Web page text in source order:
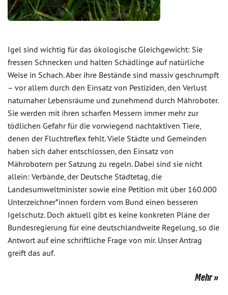
Igel sind wichtig für das ökologische Gleichgewicht: Sie
fressen Schnecken und halten Schädlinge auf natürliche
Weise in Schach. Aber ihre Bestände sind massiv geschrumpft
– vor allem durch den Einsatz von Pestiziden, den Verlust
naturnaher Lebensräume und zunehmend durch Mähroboter.
Sie werden mit ihren scharfen Messern immer mehr zur
tödlichen Gefahr für die vorwiegend nachtaktiven Tiere,
denen der Fluchtreflex fehlt. Viele Städte und Gemeinden
haben sich daher entschlossen, den Einsatz von
Mährobotern per Satzung zu regeln. Dabei sind sie nicht
allein: Verbände, der Deutsche Städtetag, die
Landesumweltminister sowie eine Petition mit über 160.000
Unterzeichner*innen fordern vom Bund einen besseren
Igelschutz. Doch aktuell gibt es keine konkreten Pläne der
Bundesregierung für eine deutschlandweite Regelung, so die
Antwort auf eine schriftliche Frage von mir. Unser Antrag
greift das auf.
Mehr